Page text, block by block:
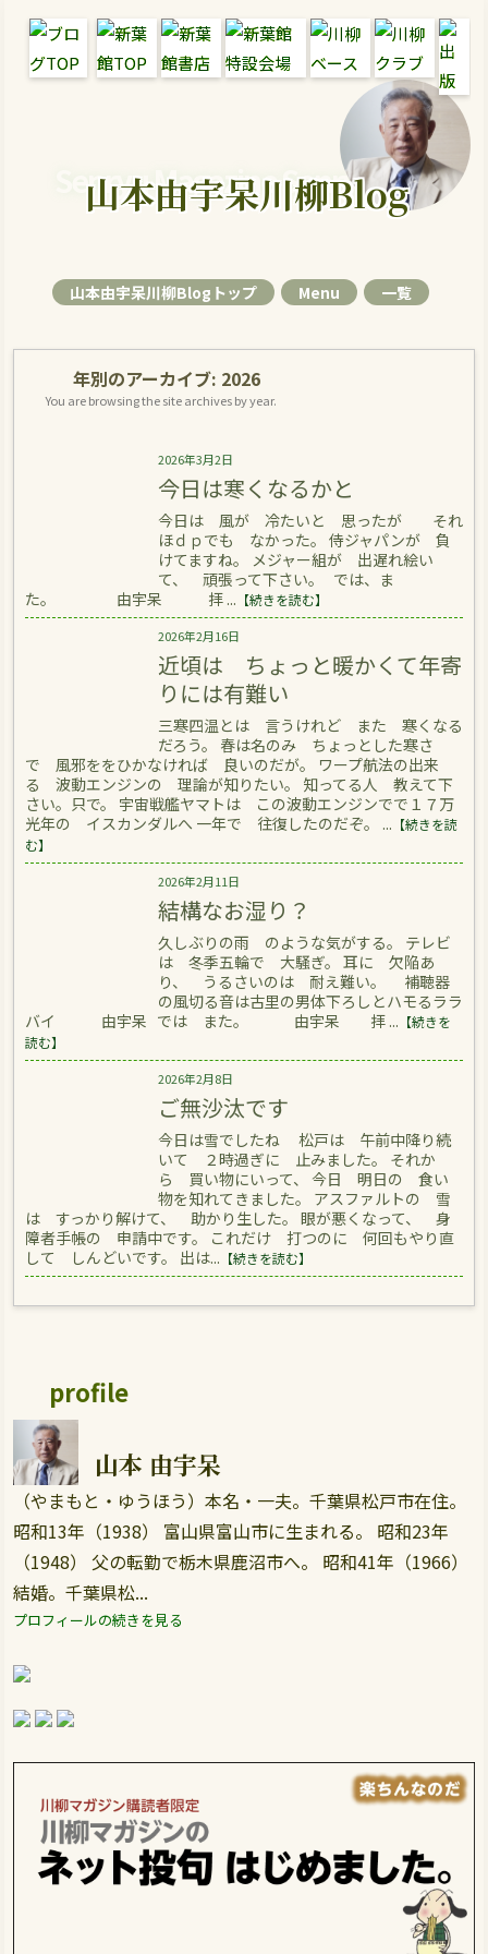
Senryu Magazine Senryu Blog
山本由宇呆川柳Blog
山本由宇呆川柳Blogトップ Menu 一覧
年別のアーカイブ: 2026
You are browsing the site archives by year.
2026年3月2日
今日は寒くなるかと
今日は 風が 冷たいと 思ったが それ
ほｄｐでも なかった。 侍ジャパンが 負
けてますね。 メジャー組が 出遅れ絵い
て、 頑張って下さい。 では、ま
た。 由宇呆 拝 ... 【続きを読む】
2026年2月16日
近頃は ちょっと暖かくて年寄
りには有難い
三寒四温とは 言うけれど また 寒くなる
だろう。 春は名のみ ちょっとした寒さ
で 風邪ををひかなければ 良いのだが。 ワープ航法の出来
る 波動エンジンの 理論が知りたい。 知ってる人 教えて下
さい。只で。 宇宙戦艦ヤマトは この波動エンジンでで１７万
光年の イスカンダルへ 一年で 往復したのだぞ。 ... 【続きを読
む】
2026年2月11日
結構なお湿り？
久しぶりの雨 のような気がする。 テレビ
は 冬季五輪で 大騒ぎ。 耳に 欠陥あ
り、 うるさいのは 耐え難い。 補聴器
の風切る音は古里の男体下ろしとハモるララ
バイ 由宇呆 では また。 由宇呆 拝 ... 【続きを
読む】
2026年2月8日
ご無沙汰です
今日は雪でしたね 松戸は 午前中降り続
いて ２時過ぎに 止みました。 それか
ら 買い物にいって、 今日 明日の 食い
物を知れてきました。 アスファルトの 雪
は すっかり解けて、 助かり生した。 眼が悪くなって、 身
障者手帳の 申請中です。 これだけ 打つのに 何回もやり直
して しんどいです。 出は... 【続きを読む】
profile
山本 由宇呆
（やまもと・ゆうほう）本名・一夫。千葉県松戸市在住。
昭和13年（1938） 富山県富山市に生まれる。 昭和23年
（1948） 父の転勤で栃木県鹿沼市へ。 昭和41年（1966）
結婚。千葉県松...
プロフィールの続きを見る